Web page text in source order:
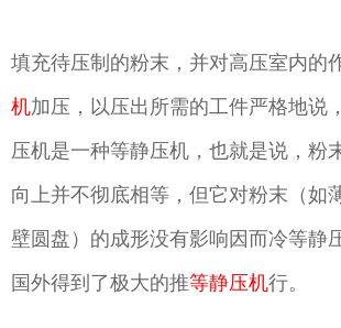
填充待压制的粉末，并对高压室内的
机加压，以压出所需的工件严格地说
压机是一种等静压机，也就是说，粉
向上并不彻底相等，但它对粉末（如
壁圆盘）的成形没有影响因而冷等静
国外得到了极大的推等静压机行。